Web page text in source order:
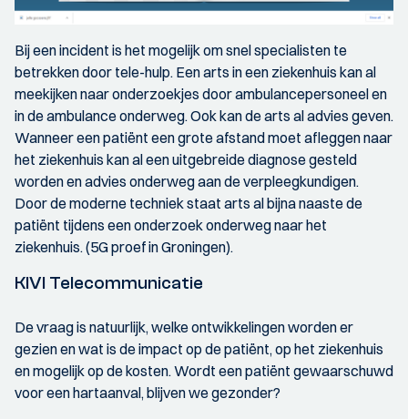
Bij een incident is het mogelijk om snel specialisten te
betrekken door tele-hulp. Een arts in een ziekenhuis kan al
meekijken naar onderzoekjes door ambulancepersoneel en
in de ambulance onderweg. Ook kan de arts al advies geven.
Wanneer een patiënt een grote afstand moet afleggen naar
het ziekenhuis kan al een uitgebreide diagnose gesteld
worden en advies onderweg aan de verpleegkundigen.
Door de moderne techniek staat arts al bijna naaste de
patiënt tijdens een onderzoek onderweg naar het
ziekenhuis. (5G proef in Groningen).
KIVI Telecommunicatie
De vraag is natuurlijk, welke ontwikkelingen worden er
gezien en wat is de impact op de patiënt, op het ziekenhuis
en mogelijk op de kosten. Wordt een patiënt gewaarschuwd
voor een hartaanval, blijven we gezonder?